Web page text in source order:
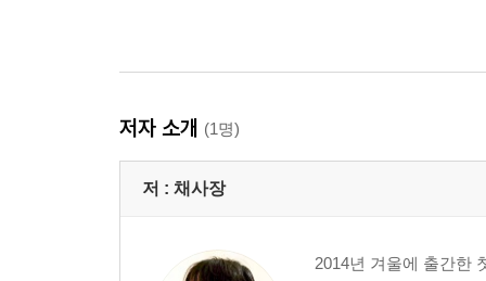
저자 소개 (1명)
저 : 채사장
2014년 겨울에 출간한